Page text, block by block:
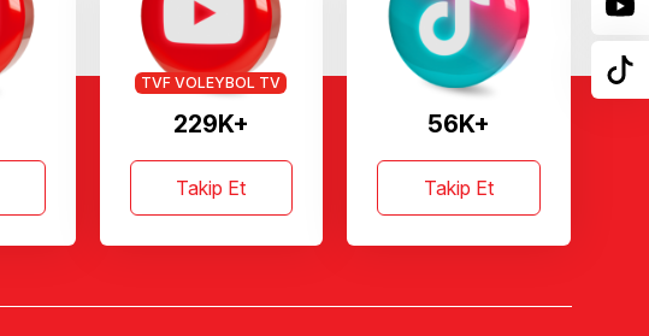
229K+
TVF VOLEYBOL TV
Takip Et
56K+
Takip Et